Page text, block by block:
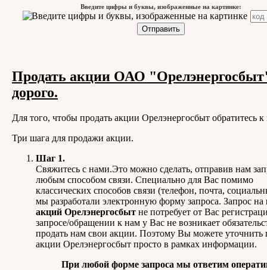
Введите цифры и буквы, изображенные на картинке:
Продать акции ОАО
дорого.
Для того, чтобы продать акции Орелэнергосбыт обратитесь
Три шага для продажи акции.
Шаг 1.
Свяжитесь с нами.Это можно сделать, отправив нам
любым способом связи. Специально для Вас помимо
классических способов связи (телефон, почта,
мы разработали электронную форму запроса. Запрос на
акций Орелэнергосбыт не потребует от Вас
запросе/обращении к нам у Вас не возникает
продать нам свои акции. Поэтому Вы можете уточнить
акции Орелэнергосбыт просто в рамках информации.
При любой форме запроса мы ответим